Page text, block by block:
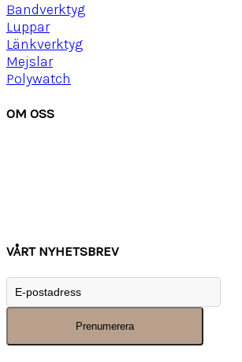
Bandverktyg
Luppar
Länkverktyg
Mejslar
Polywatch
OM OSS
VÅRT NYHETSBREV